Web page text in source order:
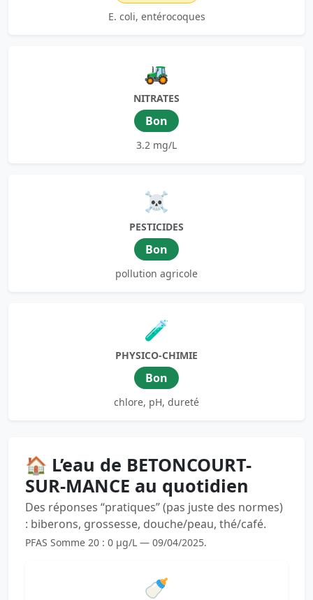
E. coli, entérocoques
🚜
NITRATES
Bon
3.2 mg/L
☠️
PESTICIDES
Bon
pollution agricole
🧪
PHYSICO-CHIMIE
Bon
chlore, pH, dureté
🏠 L’eau de BETONCOURT-
SUR-MANCE au quotidien
Des réponses “pratiques” (pas juste des normes)
: biberons, grossesse, douche/peau, thé/café.
PFAS Somme 20 : 0 µg/L — 09/04/2025.
🍼